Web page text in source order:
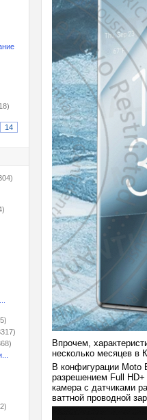
14
Впрочем,
несколько месяцев в
В конфигурации Moto
разрешением Full HD+
камера с датчиками
ваттной проводной